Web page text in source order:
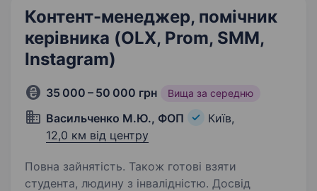
Контент-менеджер, помічник
керівника (OLX, Prom, SMM,
Instagram)
35 000 – 50 000 грн Вища за середню
Васильченко М.Ю., ФОП
Київ,
12,0 км від центру
Повна зайнятість. Також готові взяти
студента, людину з інвалідністю. Досвід